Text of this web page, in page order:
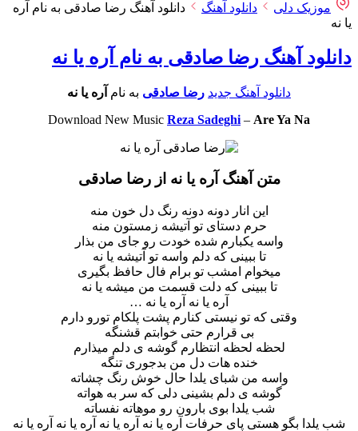
موزیک دلی دانلود آهنگ
دانلود آهنگ رضا صادقی به نام آره
یا نه
دانلود آهنگ رضا صادقی به نام آره یا نه
دانلود آهنگ جدید رضا صادقی به نام آره یا نه
Download New Music Reza Sadeghi – Are Ya Na
متن آهنگ آره یا نه از رضا صادقی
این انار دونه دونه رنگ دل خون منه
حرم دستای تو آتیشه زمستون منه
واسه یکبارم شده خودت رو جای من بذار
تا ببینی که دلم واسه تو آتیشه یا نه
میخوام امشب تو برام فال حافظ بگیری
تا ببینی که دلت قسمت من میشه یا نه
آره یا نه آره یا نه …
وقتی که تو نیستی کنارم پشت پلکام تورو دارم
بی قرارم حتی خوابتم قشنگه
لحظه لحظه انتظارم گوشه ی دلم میذارم
خنده هات دل من بدجوری تنگه
واسه من شبای یلدا حال خوش رنگ چشاته
گوشه ی دلم بشینی دلی که سر به هواته
شب یلدا بوی بارون رو موهاته نفساته
شب یلدا بگو هستی پای حرفات آره یا نه آره یا نه آره یا نه آره یا نه